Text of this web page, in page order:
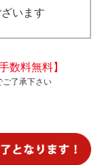
います
数料無料】
了承下さい